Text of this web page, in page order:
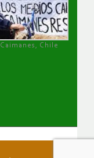
Caimanes, Chile